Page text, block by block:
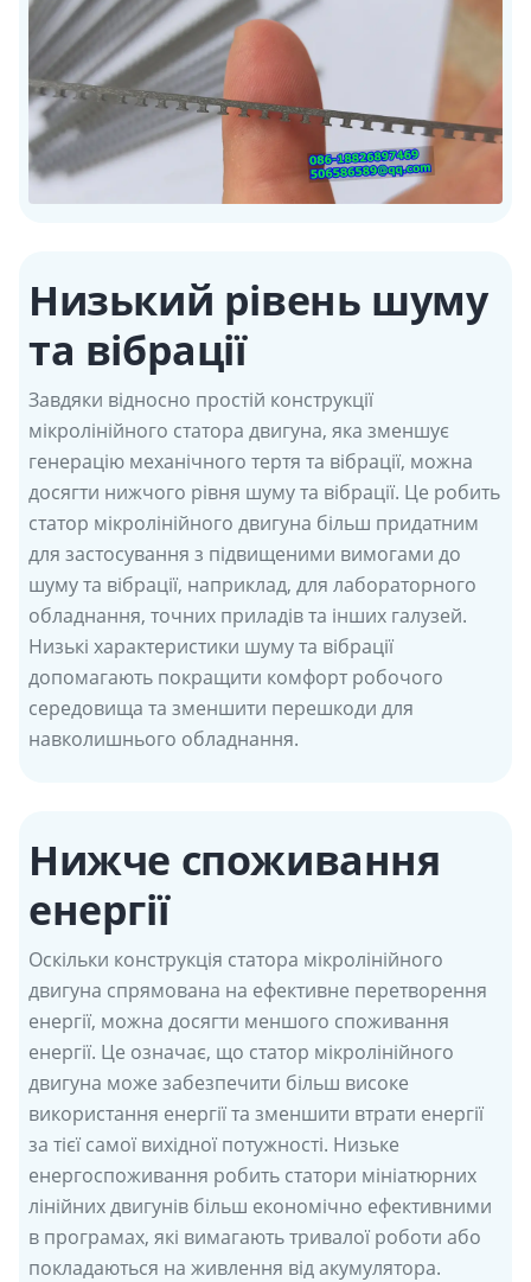
Низький рівень шуму
та вібрації
Завдяки відносно простій конструкції
мікролінійного статора двигуна, яка зменшує
генерацію механічного тертя та вібрації, можна
досягти нижчого рівня шуму та вібрації. Це робить
статор мікролінійного двигуна більш придатним
для застосування з підвищеними вимогами до
шуму та вібрації, наприклад, для лабораторного
обладнання, точних приладів та інших галузей.
Низькі характеристики шуму та вібрації
допомагають покращити комфорт робочого
середовища та зменшити перешкоди для
навколишнього обладнання.
Нижче споживання
енергії
Оскільки конструкція статора мікролінійного
двигуна спрямована на ефективне перетворення
енергії, можна досягти меншого споживання
енергії. Це означає, що статор мікролінійного
двигуна може забезпечити більш високе
використання енергії та зменшити втрати енергії
за тієї самої вихідної потужності. Низьке
енергоспоживання робить статори мініатюрних
лінійних двигунів більш економічно ефективними
в програмах, які вимагають тривалої роботи або
покладаються на живлення від акумулятора.